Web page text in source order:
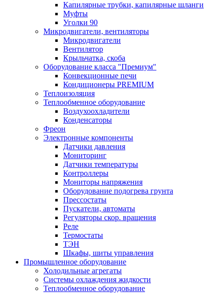
Капилярные трубки, капилярные шланги
Муфты
Уголки 90
Микродвигатели, вентиляторы
Микродвигатели
Вентилятор
Крыльчатка, скоба
Оборудование класса "Премиум"
Конвекционные печи
Кондиционеры PREMIUM
Теплоизоляция
Теплообменное оборудование
Воздухоохладители
Конденсаторы
Фреон
Электронные компоненты
Датчики давления
Мониторинг
Датчики температуры
Контроллеры
Мониторы напряжения
Оборудование подогрева грунта
Прессостаты
Пускатели, автоматы
Регуляторы скор. вращения
Реле
Термостаты
ТЭН
Шкафы, шиты управления
Промышленное оборудование
Холодильные агрегаты
Системы охлаждения жидкости
Теплообменное оборудование